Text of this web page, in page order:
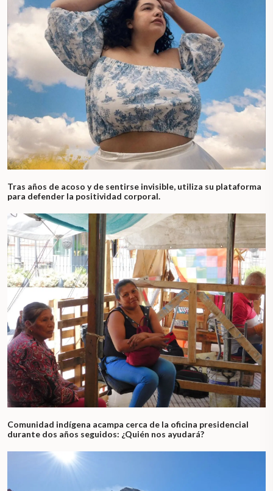
Tras años de acoso y de sentirse invisible, utiliza su plataforma
para defender la positividad corporal.
Comunidad indígena acampa cerca de la oficina presidencial
durante dos años seguidos: ¿Quién nos ayudará?